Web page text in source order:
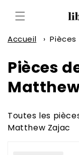
passer
au
Accueil ›
C
o
l
Pièces
Toutes les
Matthew Zajac